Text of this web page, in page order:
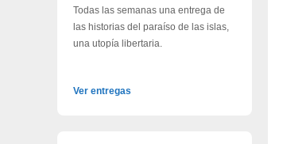
Todas las semanas una entrega de
las historias del paraíso de las islas,
una utopía libertaria.
Ver entregas